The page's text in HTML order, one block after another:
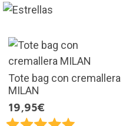
Tote bag con cremallera
MILAN
19,95€